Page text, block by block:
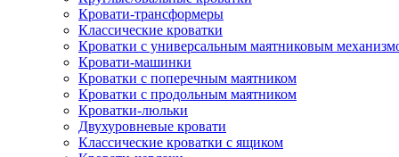
Кровати-трансформеры
Классические кроватки
Кроватки с универсальным маятниковым
Кровати-машинки
Кроватки с поперечным маятником
Кроватки с продольным маятником
Кроватки-люльки
Двухуровневые кровати
Классические кроватки с ящиком